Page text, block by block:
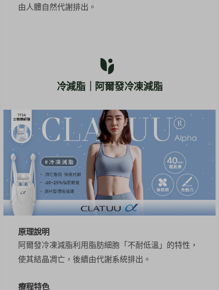
由人體自然代謝排出。
冷減脂｜阿爾發冷凍減脂
原理說明
阿爾發冷凍減脂利用脂肪細胞「不耐低溫」的特性，
使其結晶凋亡，後續由代謝系統排出。
療程特色